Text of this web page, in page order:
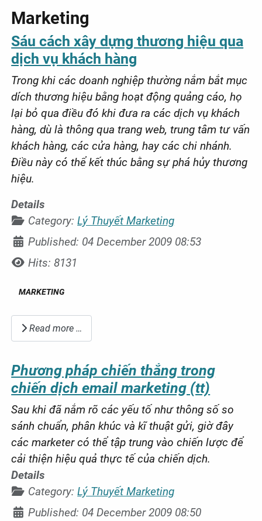
Marketing
Sáu cách xây dựng thương hiệu qua
dịch vụ khách hàng
Trong khi các doanh nghiệp thường nắm bắt mục
dích thương hiệu bằng hoạt động quảng cáo, họ
lại bỏ qua điều đó khi đưa ra các dịch vụ khách
hàng, dù là thông qua trang web, trung tâm tư vấn
khách hàng, các cửa hàng, hay các chi nhánh.
Điều này có thể kết thúc bằng sự phá hủy thương
hiệu.
Details
Category:Lý Thuyết Marketing
Published: 04 December 2009 08:53
Hits: 8131
MARKETING
Read more …
Phương pháp chiến thắng trong
chiến dịch email marketing (tt)
Sau khi đã nắm rõ các yếu tố như thông số so
sánh chuẩn, phân khúc và kĩ thuật gửi, giờ đây
các marketer có thể tập trung vào chiến lược để
cải thiện hiệu quả thực tế của chiến dịch.
Details
Category:Lý Thuyết Marketing
Published: 04 December 2009 08:50